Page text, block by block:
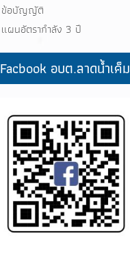
ข้อบัญญัติ
แผนอัตรากำลัง 3 ปี
Facbook อบต.ลาดน้ำเค็ม